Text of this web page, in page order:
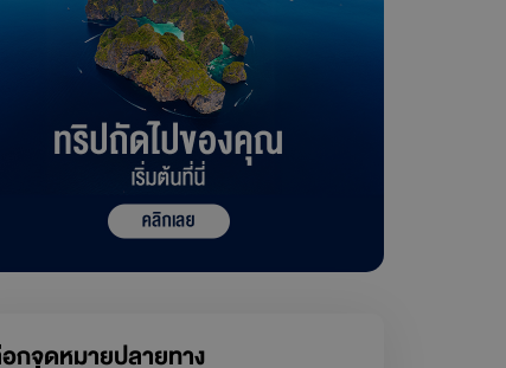
อกจุดหมายปลายทาง